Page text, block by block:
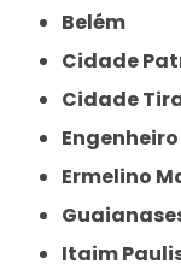
Belém
Cidade
Cidade
Ermelino
Itaim